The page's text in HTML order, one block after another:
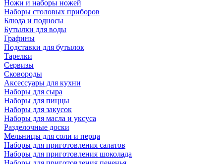
Ножи и наборы ножей
Наборы столовых приборов
Блюда и подносы
Бутылки для воды
Графины
Подставки для бутылок
Тарелки
Сервизы
Сковороды
Аксессуары для кухни
Наборы для сыра
Наборы для пиццы
Наборы для закусок
Наборы для масла и уксуса
Разделочные доски
Мельницы для соли и перца
Наборы для приготовления салатов
Наборы для приготовления шоколада